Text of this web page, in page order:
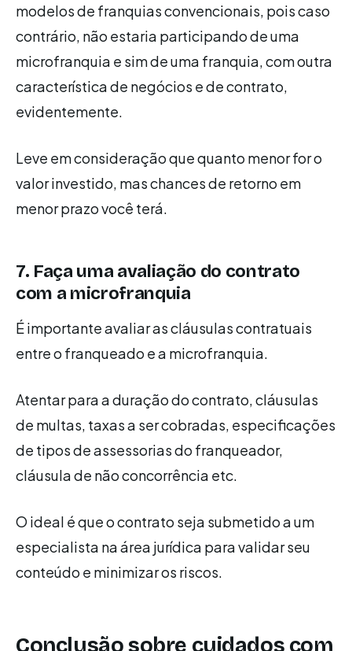
modelos de franquias convencionais, pois caso
contrário, não estaria participando de uma
microfranquia e sim de uma franquia, com outra
característica de negócios e de contrato,
evidentemente.
Leve em consideração que quanto menor for o
valor investido, mas chances de retorno em
menor prazo você terá.
7. Faça uma avaliação do contrato
com a microfranquia
É importante avaliar as cláusulas contratuais
entre o franqueado e a microfranquia.
Atentar para a duração do contrato, cláusulas
de multas, taxas a ser cobradas, especificações
de tipos de assessorias do franqueador,
cláusula de não concorrência etc.
O ideal é que o contrato seja submetido a um
especialista na área jurídica para validar seu
conteúdo e minimizar os riscos.
Conclusão sobre cuidados com